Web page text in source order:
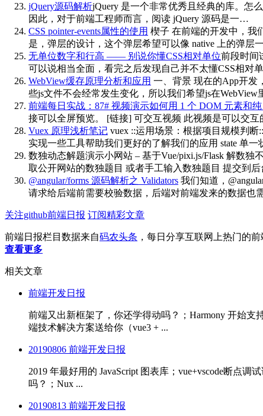
jQuery源码解析jQuery 是一个非常优秀且经典的库。怎
因此，对于前端工程师而言，阅读 jQuery 源码是一…
CSS pointer-events属性的使用 楔子 在前端的开发中，我
是，弹层的设计，这个弹层希望可以像 native 上的弹
无单位数字和行高 —— 别说你懂CSS相对单位前段时间
可以说相当全面，看完之后发现自己并不太懂CSS相对
WebView缓存原理分析和应用 一、背景 现在的App开发
些js文件不会经常发生变化，所以我们希望js在WebView
前端每日实战：87# 视频演示如何用 1 个 DOM 元素和
接可以全屏预览。 [链接] 可交互视频 此视频是可以交
Vuex 原理浅析笔记 vuex ::运用场景：根据项目规模判
实现一些工具帮助我们更好的了解我们的应用 state 单
数独动态解题演示小网站 – 基于Vue/pixi.js/Flask 解数独
取公开网站的数独题目 或者手工输入数独题目 提交到
@angular/forms 源码解析之 Validators 我们知道，
请求给后端前需要校验数据，后端对前端发来的数据也
关注github前端日报 订阅精彩文章
前端日报栏目数据来自码农头条 ，每日分享互联网上热门的
查看更多
相关文章
前端开发日报
前端又出新框架了，你还学得动吗？；Harmony 开始支
端技术解决方案送给你（vue3 + ...
20190806 前端开发日报
2019 年最好用的 JavaScript 图表库；vue+vscode断点
吗？；Nux ...
20190813 前端开发日报